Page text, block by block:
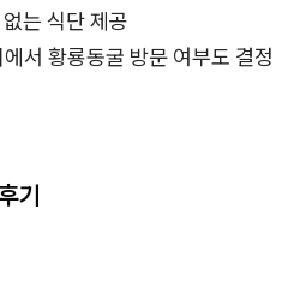
는 식단 제공
서 황룡동굴 방문 여부도 결정
기